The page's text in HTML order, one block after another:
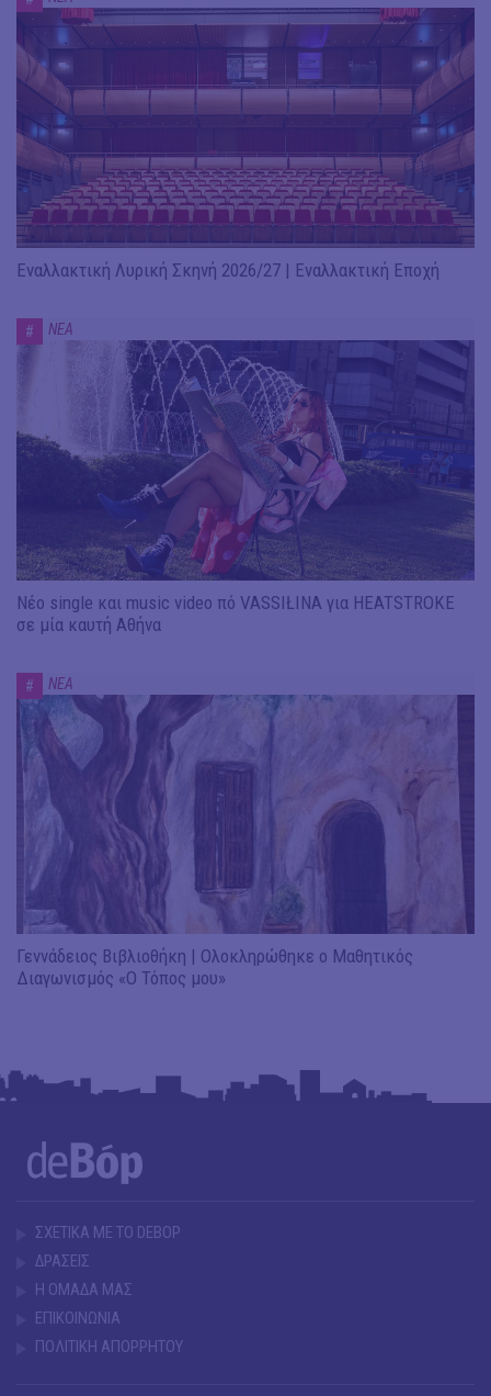
Εναλλακτική Λυρική Σκηνή 2026/27 | Εναλλακτική Εποχή
# ΝΕΑ
Νέο single και music video πό VASSIŁINA για HEATSTROKE
σε μία καυτή Αθήνα
# ΝΕΑ
Γεννάδειος Βιβλιοθήκη | Ολοκληρώθηκε ο Μαθητικός
Διαγωνισμός «Ο Τόπος μου»
ΣΧΕΤΙΚΑ ΜΕ ΤΟ DEBOP
ΔΡΑΣΕΙΣ
Η ΟΜΑΔΑ ΜΑΣ
ΕΠΙΚΟΙΝΩΝΙΑ
ΠΟΛΙΤΙΚΗ ΑΠΟΡΡΗΤΟΥ